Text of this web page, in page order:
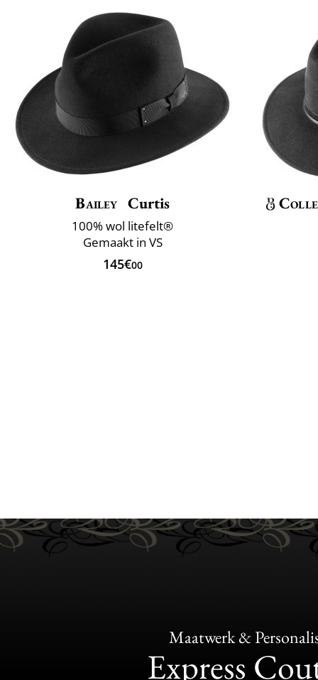
Bailey Curtis
100% wol litefelt®
Gemaakt in VS
145€00
Maatwerk &
Express